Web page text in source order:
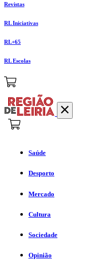
Revistas
RL Iniciativas
RL+65
RL Escolas
Saúde
Desporto
Mercado
Cultura
Sociedade
Opinião